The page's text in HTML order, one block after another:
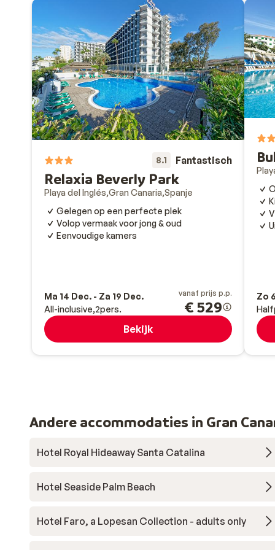
8.1 Fantastisch
Relaxia Beverly Park
Playa del Inglés Gran Canaria Spanje
Gelegen op een perfecte plek
Volop vermaak voor jong & oud
Eenvoudige kamers
Ma 14 Dec. - Za 19 Dec.
All-inclusive 2pers.
vanaf prijs p.p.
€ 529
Bekijk
Zo
Andere accommodaties in Gran
Hotel Royal Hideaway Santa Catalina
Hotel Seaside Palm Beach
Hotel Faro, a Lopesan Collection - adults only